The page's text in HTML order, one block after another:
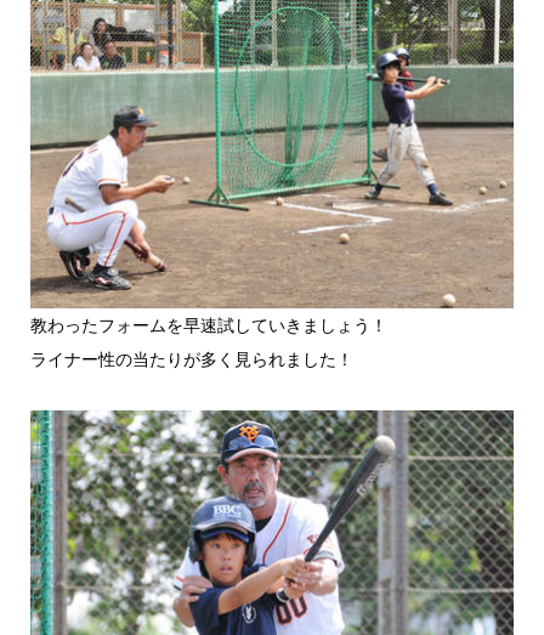
教わったフォームを早速試していきましょう！
ライナー性の当たりが多く見られました！